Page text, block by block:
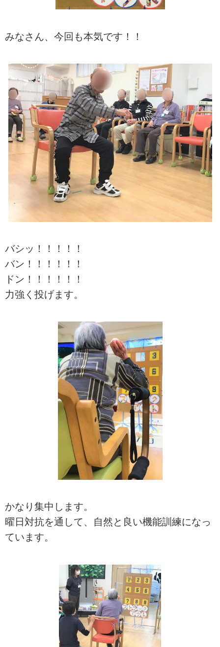
みなさん、今回も本気です！！
バシッ！！！！！
バン！！！！！！
ドン！！！！！！
力強く投げます。
かなり集中します。
曜日対抗を通して、自然と良い機能訓練になっ
ています。